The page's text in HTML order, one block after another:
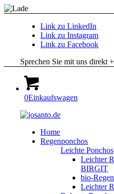
Link zu LinkedIn
Link zu Instagram
Link zu Facebook
Sprechen Sie mit uns direkt
0Einkaufswagen
Home
Regenponchos
Leichte Ponchos
Leichter
BIRGIT
bio-
Leichter